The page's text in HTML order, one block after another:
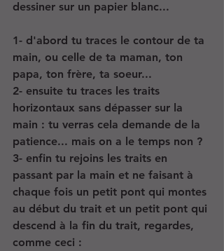
dessiner sur un papier blanc...
1- d'abord tu traces le contour de ta
main, ou celle de ta maman, ton
papa, ton frère, ta soeur...
2- ensuite tu traces les traits
horizontaux sans dépasser sur la
main : tu verras cela demande de la
patience... mais on a le temps non ?
3- enfin tu rejoins les traits en
passant par la main et ne faisant à
chaque fois un petit pont qui montes
au début du trait et un petit pont qui
descend à la fin du trait, regardes,
comme ceci :